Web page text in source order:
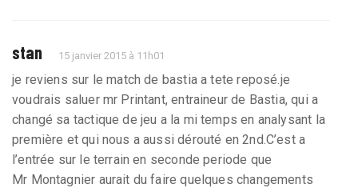
stan 15 janvier 2015 à 11h01
je reviens sur le match de bastia a tete reposé.je
voudrais saluer mr Printant, entraineur de Bastia, qui a
changé sa tactique de jeu a la mi temps en analysant la
première et qui nous a aussi dérouté en 2nd.C’est a
l’entrée sur le terrain en seconde periode que
Mr Montagnier aurait du faire quelques changements